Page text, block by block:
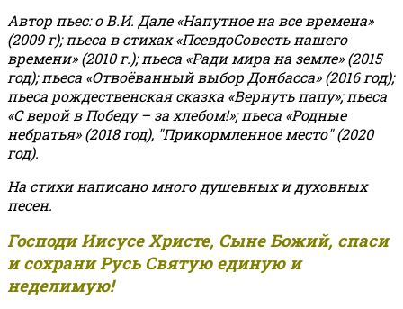
Автор пьес: о В.И. Дале «Напутное на все времена»
(2009 г); пьеса в стихах «ПсевдоСовесть нашего
времени» (2010 г.); пьеса «Ради мира на земле» (2015
год); пьеса «Отвоёванный выбор Донбасса» (2016 год);
пьеса рождественская сказка «Вернуть папу»; пьеса
«С верой в Победу – за хлебом!»;пьеса «Родные
небратья» (2018 год), "Прикормленное место" (2020
год).
На стихи написано много душевных и духовных
песен.
Господи Иисусе Христе, Сыне Божий, спаси
и сохрани Русь Святую единую и
неделимую!